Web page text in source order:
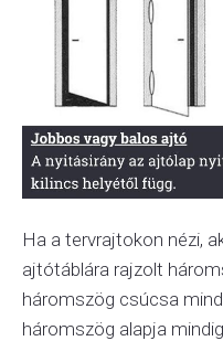
Ha a tervrajtokon nézi,
ajtótáblára rajzolt
háromszög csúcsa
háromszög alapja